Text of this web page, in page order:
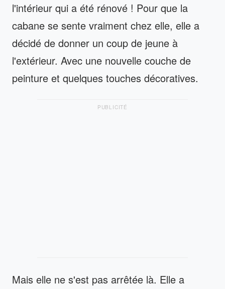
l'intérieur qui a été rénové ! Pour que la
cabane se sente vraiment chez elle, elle a
décidé de donner un coup de jeune à
l'extérieur. Avec une nouvelle couche de
peinture et quelques touches décoratives.
PUBLICITÉ
Mais elle ne s'est pas arrêtée là. Elle a